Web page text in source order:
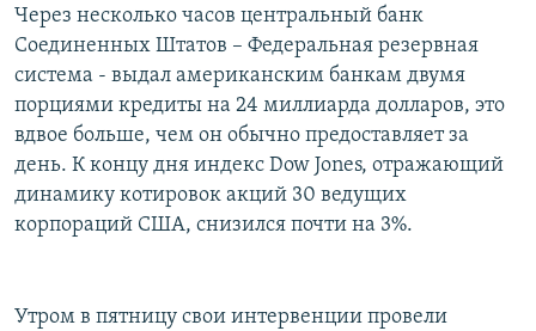
Через несколько часов центральный банк
Соединенных Штатов – Федеральная резервная
система - выдал американским банкам двумя
порциями кредиты на 24 миллиарда долларов, это
вдвое больше, чем он обычно предоставляет за
день. К концу дня индекс Dow Jones, отражающий
динамику котировок акций 30 ведущих
корпораций США, снизился почти на 3%.
Утром в пятницу свои интервенции провели